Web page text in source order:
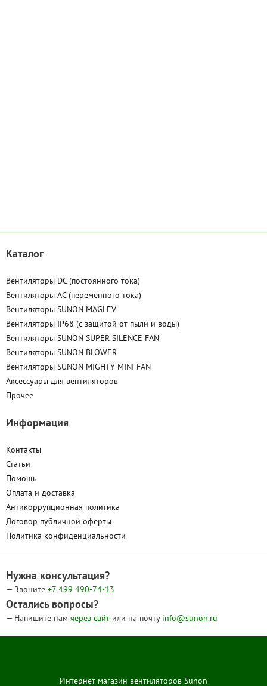
Каталог
Вентиляторы DC (постоянного тока)
Вентиляторы AC (переменного тока)
Вентиляторы SUNON MAGLEV
Вентиляторы IP68 (c защитой от пыли и воды)
Вентиляторы SUNON SUPER SILENCE FAN
Вентиляторы SUNON BLOWER
Вентиляторы SUNON MIGHTY MINI FAN
Аксессуары для вентиляторов
Прочее
Информация
Контакты
Статьи
Помощь
Оплата и доставка
Антикоррупционная политика
Договор публичной оферты
Политика конфиденциальности
Нужна консультация?
— Звоните +7 499 490-74-13
Остались вопросы?
— Напишите нам через сайт или на почту info@sunon.ru
Интернет-магазин вентиляторов Sunon